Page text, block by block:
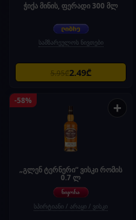
ჭიქა მინის, ფერადი 300 მლ
სამზარეულოს ნივთები
5.95₾2.49₾
-58% +
„გლენ ტერნერი“ ვისკი რომის
0.7 ლ
სპირტიანი / არაყი / ვისკი